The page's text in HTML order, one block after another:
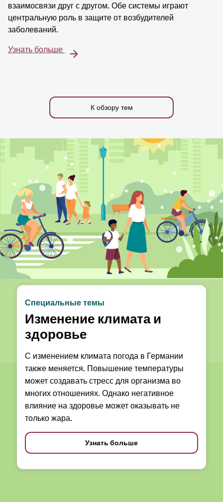
взаимосвязи друг с другом. Обе системы играют
центральную роль в защите от возбудителей
заболеваний.
Узнать больше
К обзору тем
Специальные темы
Изменение климата и
здоровье
С изменением климата погода в Германии
также меняется. Повышение температуры
может создавать стресс для организма во
многих отношениях. Однако негативное
влияние на здоровье может оказывать не
только жара.
Узнать больше